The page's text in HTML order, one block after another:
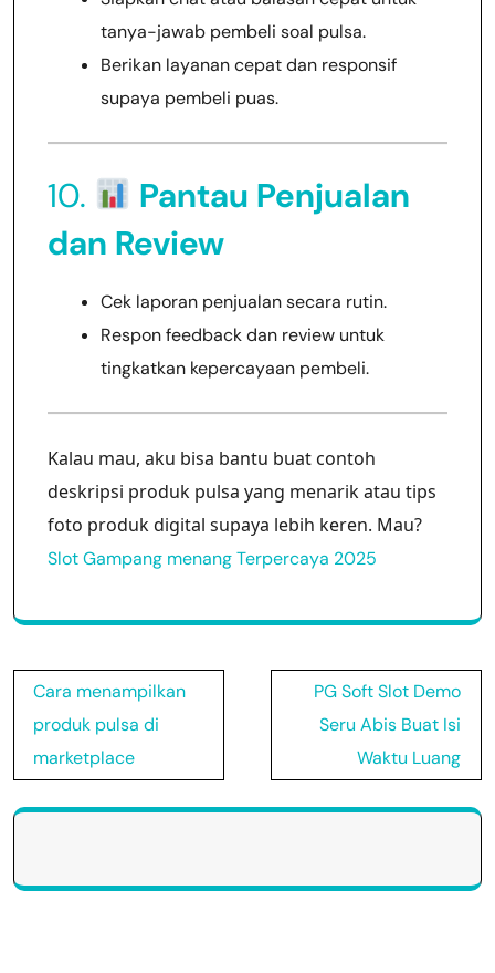
tanya-jawab pembeli soal pulsa.
Berikan layanan cepat dan responsif
supaya pembeli puas.
10.
Pantau Penjualan
dan Review
Cek laporan penjualan secara rutin.
Respon feedback dan review untuk
tingkatkan kepercayaan pembeli.
Kalau mau, aku bisa bantu buat contoh
deskripsi produk pulsa yang menarik atau tips
foto produk digital supaya lebih keren. Mau?
Slot Gampang menang Terpercaya 2025
Post
navigation
Cara menampilkan
produk pulsa di
marketplace
PG Soft Slot Demo
Seru Abis Buat Isi
Waktu Luang